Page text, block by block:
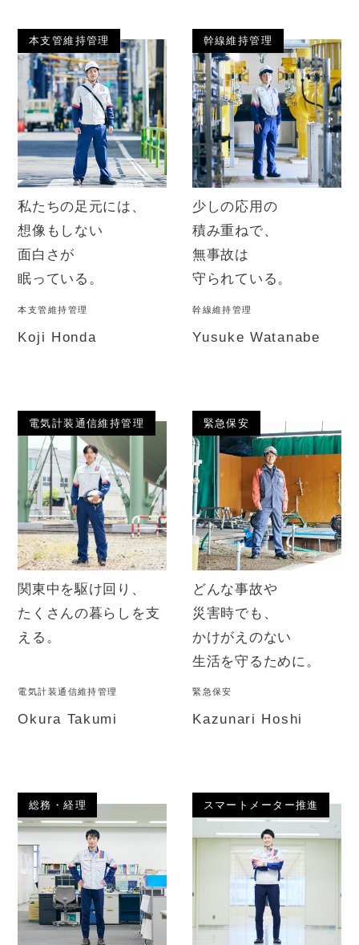
本支管維持管理
私たちの足元には、
想像もしない
面白さが
眠っている。
本支管維持管理
Koji Honda
幹線維持管理
少しの応用の
積み重ねで、
無事故は
守られている。
幹線維持管理
Yusuke Watanabe
電気計装通信維持管理
関東中を駆け回り、
たくさんの暮らしを支
える。
電気計装通信維持管理
Okura Takumi
緊急保安
どんな事故や
災害時でも、
かけがえのない
生活を守るために。
緊急保安
Kazunari Hoshi
総務・経理 スマートメーター推進